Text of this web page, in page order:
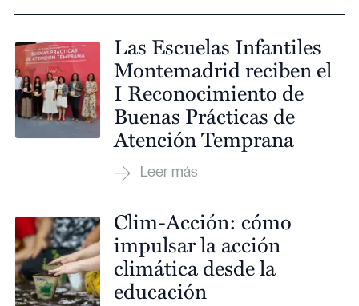
Las Escuelas Infantiles
Montemadrid reciben el
I Reconocimiento de
Buenas Prácticas de
Atención Temprana
Clim-Acción: cómo
impulsar la acción
climática desde la
educación